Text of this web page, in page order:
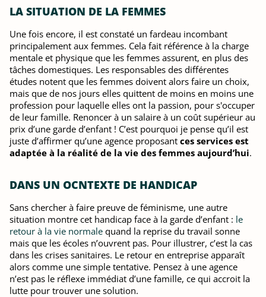
LA SITUATION DE LA FEMMES
Une fois encore, il est constaté un fardeau incombant
principalement aux femmes. Cela fait référence à la charge
mentale et physique que les femmes assurent, en plus des
tâches domestiques. Les responsables des différentes
études notent que les femmes doivent alors faire un choix,
mais que de nos jours elles quittent de moins en moins une
profession pour laquelle elles ont la passion, pour s'occuper
de leur famille. Renoncer à un salaire à un coût supérieur au
prix d’une garde d’enfant ! C’est pourquoi je pense qu’il est
juste d’affirmer qu’une agence proposant ces services est
adaptée à la réalité de la vie des femmes aujourd’hui.
DANS UN OCNTEXTE DE HANDICAP
Sans chercher à faire preuve de féminisme, une autre
situation montre cet handicap face à la garde d’enfant : le
retour à la vie normale quand la reprise du travail sonne
mais que les écoles n’ouvrent pas. Pour illustrer, c’est la cas
dans les crises sanitaires. Le retour en entreprise apparaît
alors comme une simple tentative. Pensez à une agence
n’est pas le réflexe immédiat d’une famille, ce qui accroit la
lutte pour trouver une solution.